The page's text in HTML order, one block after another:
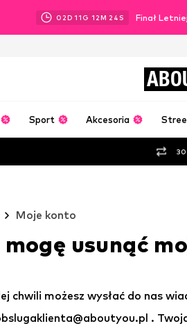
02D 11 G 12M 23 S Finał
Sport Akcesoria
30
Moje konto
usunąć
chwili możesz wysłać do nas
.